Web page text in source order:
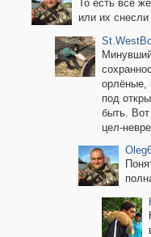
То есть все
или их
орлёные,
под
быть.
цел-